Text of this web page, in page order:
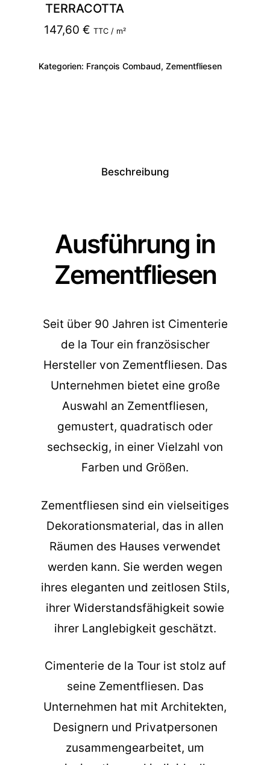
TERRACOTTA
147,60 € TTC / m²
Kategorien: François Combaud, Zementfliesen
Beschreibung
Ausführung in
Zementfliesen
Seit über 90 Jahren ist Cimenterie
de la Tour ein französischer
Hersteller von Zementfliesen. Das
Unternehmen bietet eine große
Auswahl an Zementfliesen,
gemustert, quadratisch oder
sechseckig, in einer Vielzahl von
Farben und Größen.
Zementfliesen sind ein vielseitiges
Dekorationsmaterial, das in allen
Räumen des Hauses verwendet
werden kann. Sie werden wegen
ihres eleganten und zeitlosen Stils,
ihrer Widerstandsfähigkeit sowie
ihrer Langlebigkeit geschätzt.
Cimenterie de la Tour ist stolz auf
seine Zementfliesen. Das
Unternehmen hat mit Architekten,
Designern und Privatpersonen
zusammengearbeitet, um